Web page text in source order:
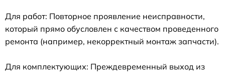
Для работ: Повторное проявление неисправности,
который прямо обусловлен с качеством проведенного
ремонта (например, некорректный монтаж запчасти).
Для комплектующих: Преждевременный выход из